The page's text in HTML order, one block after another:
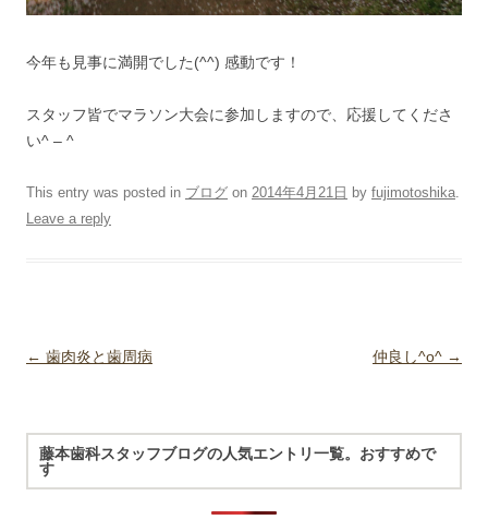
今年も見事に満開でした(^^) 感動です！
スタッフ皆でマラソン大会に参加しますので、応援してくださ
い^ – ^
This entry was posted in ブログ on 2014年4月21日 by fujimotoshika
Leave a reply
Post navigation
← 歯肉炎と歯周病 仲良し^o^ →
藤本歯科スタッフブログの人気エントリ一覧。おすすめで
す